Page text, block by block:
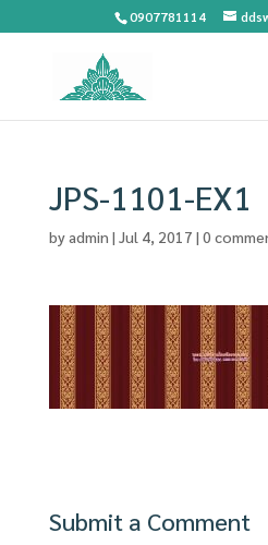
0907781114
JPS-1101-EX1
byadmin | Jul 4, 2017 | 0
Submit a Comment